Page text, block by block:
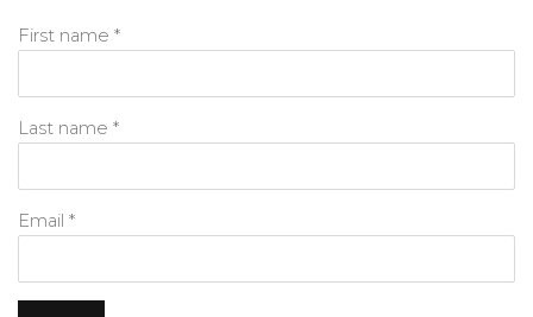
First name *
Last name *
Email *